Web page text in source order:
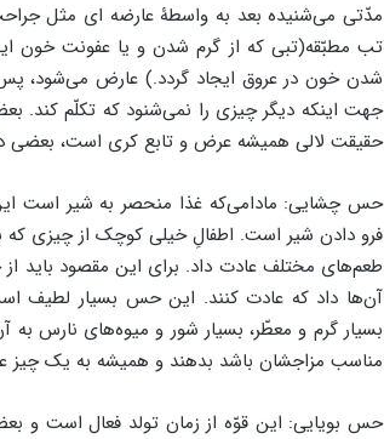
مدّتی می‌شنیده بعد به واسطۀ عارضه ای مثل
تب مطبّقه(تبی که از گرم شدن و یا عفونت خون
شدن خون در عروق ایجاد گردد.) عارض می‌شود،
جهت اینکه دیگر چیزی را نمی‌شنود که تکلّم کند.
حقیقت لالی همیشه عرض و تابع کری است، بعضی
حس چشایی: مادامی‌که غذا منحصر به شیر است این
فرو دادن شیر است. اطفالِ خیلی کوچک از چیزی که
طعم‌‌های مختلف عادت داد. برای این مقصود باید از
آن‌ها داد که عادت کنند. این حس بسیار لطیف
بسیار گرم و معطّر، بسیار شور و میوه‌‌های نارس به
مناسب مزاجشان باشد بدهند و همیشه به یک چیز
حس بویایی: این قوّه از زمان تولد فعال است و